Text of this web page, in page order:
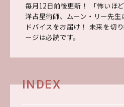
毎月12日前後更新！ 「怖いほ
洋占星術師、ムーン・リー先
ドバイスをお届け！ 未来を切
ージは必読です。
INDEX